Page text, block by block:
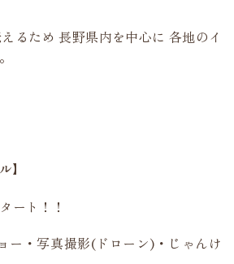
るため 長野県内を中心に 各地のイ
】
ート！！
ー・写真撮影(ドローン)・じゃんけ